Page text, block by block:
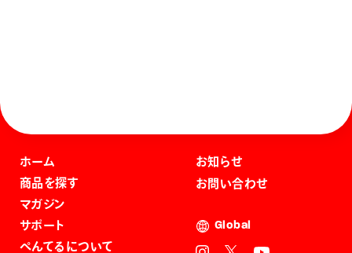
ホーム
商品を探す
マガジン
サポート
ぺんてるについて
お知らせ
お問い合わせ
Global